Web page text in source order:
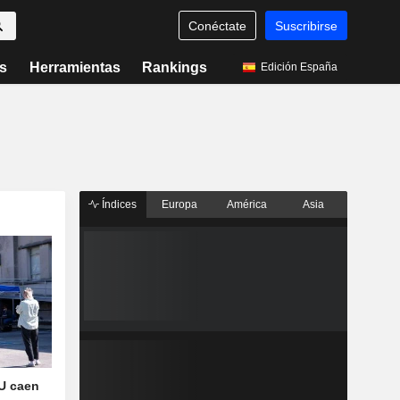
Conéctate Suscribirse
Herramientas Rankings Edición España
caen
Índices Europa América Asia